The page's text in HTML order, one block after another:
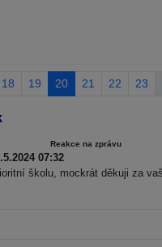
18 19 20 21 22 23
Reakce na zprávu
07:32
školu, mockrát děkuji za